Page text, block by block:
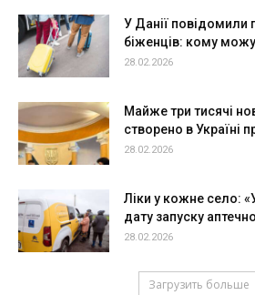
У Данії повідомили
біженців: кому
28.02.2026
Майже три тисячі
створено в Україні
28.02.2026
Ліки у кожне село:
дату запуску
28.02.2026
Загрузить больше